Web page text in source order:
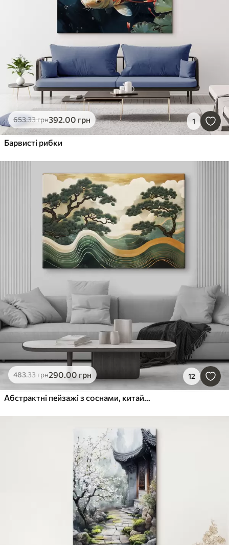
653.33грн392.00 грн 1
Барвисті рибки
483.33грн290.00 грн 12
Абстрактні пейзажі з соснами, китайський стиль